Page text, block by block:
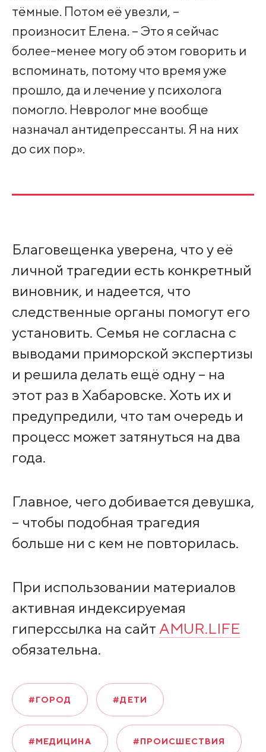
тёмные. Потом её увезли, –
произносит Елена. – Это я сейчас
более-менее могу об этом говорить и
вспоминать, потому что время уже
прошло, да и лечение у психолога
помогло. Невролог мне вообще
назначал антидепрессанты. Я на них
до сих пор».
Благовещенка уверена, что у её
личной трагедии есть конкретный
виновник, и надеется, что
следственные органы помогут его
установить. Семья не согласна с
выводами приморской экспертизы
и решила делать ещё одну – на
этот раз в Хабаровске. Хоть их и
предупредили, что там очередь и
процесс может затянуться на два
года.
Главное, чего добивается девушка,
– чтобы подобная трагедия
больше ни с кем не повторилась.
При использовании материалов
активная индексируемая
гиперссылка на сайт AMUR.LIFE
обязательна.
#ГОРОД #ДЕТИ
#МЕДИЦИНА #ПРОИСШЕСТВИЯ